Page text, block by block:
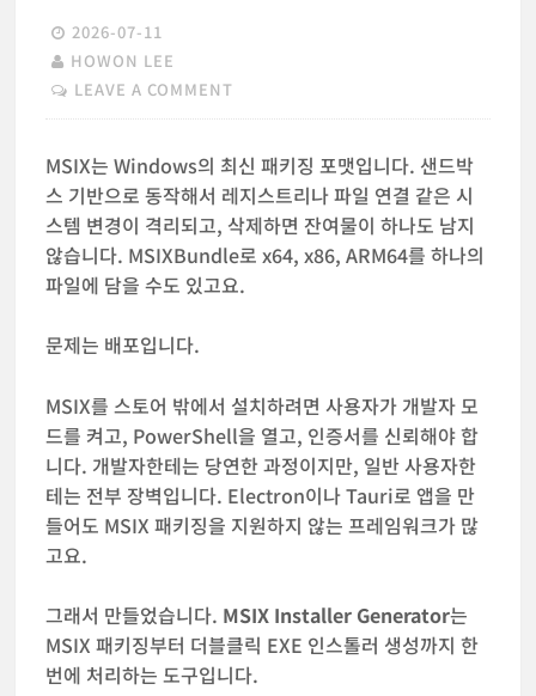
2026-07-11
HOWON LEE
LEAVE A COMMENT
MSIX는 Windows의 최신 패키징 포맷입니다. 샌드박
스 기반으로 동작해서 레지스트리나 파일 연결 같은 시
스템 변경이 격리되고, 삭제하면 잔여물이 하나도 남지
않습니다. MSIXBundle로 x64, x86, ARM64를 하나의
파일에 담을 수도 있고요.
문제는 배포입니다.
MSIX를 스토어 밖에서 설치하려면 사용자가 개발자 모
드를 켜고, PowerShell을 열고, 인증서를 신뢰해야 합
니다. 개발자한테는 당연한 과정이지만, 일반 사용자한
테는 전부 장벽입니다. Electron이나 Tauri로 앱을 만
들어도 MSIX 패키징을 지원하지 않는 프레임워크가 많
고요.
그래서 만들었습니다. MSIX Installer Generator는
MSIX 패키징부터 더블클릭 EXE 인스톨러 생성까지 한
번에 처리하는 도구입니다.